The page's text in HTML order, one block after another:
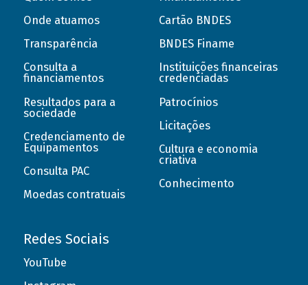
Onde atuamos
Transparência
Consulta a
financiamentos
Resultados para a
sociedade
Credenciamento de
Equipamentos
Consulta PAC
Moedas contratuais
Cartão BNDES
BNDES Finame
Instituições financeiras
credenciadas
Patrocínios
Licitações
Cultura e economia
criativa
Conhecimento
Redes Sociais
YouTube